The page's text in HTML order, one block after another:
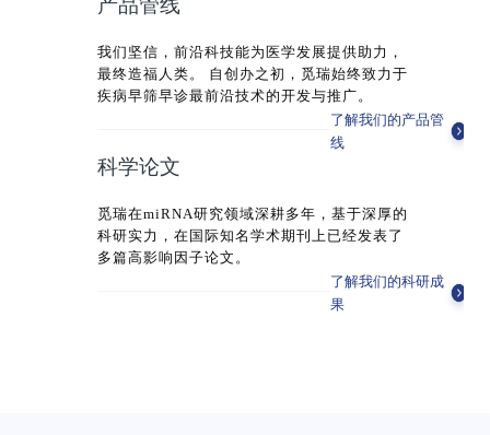
产品管线
我们坚信，前沿科技能为医学发展提供助力，
最终造福人类。 自创办之初，觅瑞始终致力于
疾病早筛早诊最前沿技术的开发与推广。
了解我们的产品管
线
科学论文
觅瑞在miRNA研究领域深耕多年，基于深厚的
科研实力，在国际知名学术期刊上已经发表了
多篇高影响因子论文。
了解我们的科研成
果